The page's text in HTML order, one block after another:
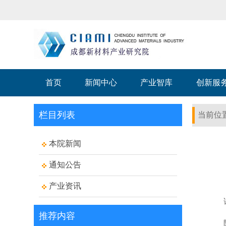
首页 新闻中心 产业智库 创新服
栏目列表
本院新闻
通知公告
产业资讯
推荐内容
当前位